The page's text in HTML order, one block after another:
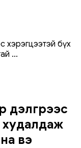
хэрэгцээтэй бүх
...
худалдаж
вэ